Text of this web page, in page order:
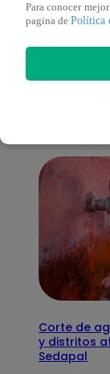
Corte de
y distritos
Sedapal
Para conocer
pagina de Política